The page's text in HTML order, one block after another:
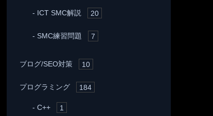
ICT SMC解説 20
SMC練習問題 7
ブログ/SEO対策 10
プログラミング 184
C++ 1